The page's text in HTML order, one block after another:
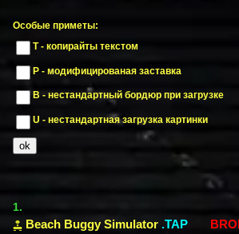
Особые приметы:
T - копирайты текстом
P - модифицированая заставка
B - нестандартный бордюр при загрузке
U - нестандартная загрузка картинки
1.
Beach Buggy Simulator .TAP